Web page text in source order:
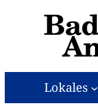
Lokales